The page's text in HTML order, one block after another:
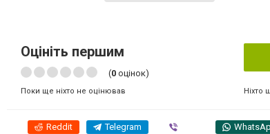
Оцініть першим
(0 оцінок)
Поки ще ніхто не оцінював Ніхто
Reddit Telegram